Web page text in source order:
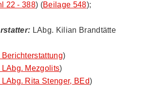
22 - 388) (Beilage 548);
LAbg. Kilian Brandtätte
)
Mezgolits)
Rita Stenger, BEd)